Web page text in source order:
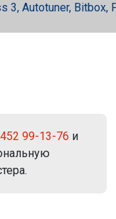
3, Autotuner, Bitbox,
99-13-76 и